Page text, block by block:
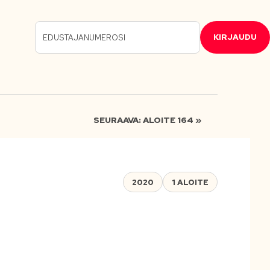
KIRJAUDU
SEURAAVA: ALOITE 164 »
2020 1 ALOITE